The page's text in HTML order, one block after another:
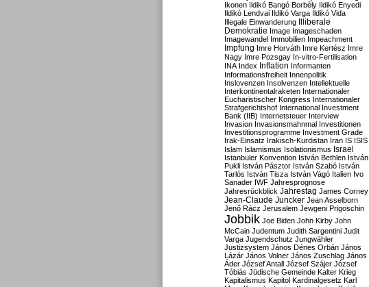
Ikonen Ildikó Bangó Borbély Ildikó Enyedi
Ildikó Lendvai Ildikó Varga Ildikó Vida
Illegale Einwanderung Illiberale
Demokratie Image Imageschaden
Imagewandel Immobilien Impeachment
Impfung Imre Horváth Imre Kertész Imre
Nagy Imre Pozsgay In-vitro-Fertilisation
INA Index Inflation Informanten
Informationsfreiheit Innenpolitik
Inslovenzen Insolvenzen Intellektuelle
Interkontinentalraketen Internationaler
Eucharistischer Kongress Internationaler
Strafgerichtshof International Investment
Bank (IIB) Internetsteuer Interview
Invasion Invasionsmahnmal Investitionen
Investitionsprogramme Investment Grade
Irak-Einsatz Irakisch-Kurdistan Iran IS ISIS
Islam Islamismus Isolationismus Israel
Istanbuler Konvention István Bethlen István
Pukli István Pásztor István Szabó István
Tarlós István Tisza István Vágó Italien Ivo
Sanader IWF Jahresprognose
Jahresrückblick Jahrestag James Corney
Jean-Claude Juncker Jean Asselborn
Jenő Rácz Jerusalem Jewgeni Prigoschin
Jobbik Joe Biden John Kirby John
McCain Judentum Judith Sargentini Judit
Varga Jugendschutz Jungwähler
Justizsystem János Dénes Orbán János
Lázár János Volner János Zuschlag János
Áder József Antall József Szájer József
Tóbiás Jüdische Gemeinde Kalter Krieg
Kapitalismus Kapitol Kardinalgesetz Karl